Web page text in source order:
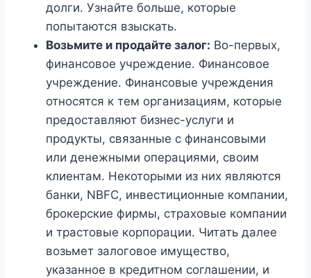
долги. Узнайте больше, которые
попытаются взыскать.
Возьмите и продайте залог: Во-первых,
финансовое учреждение. Финансовое
учреждение. Финансовые учреждения
относятся к тем организациям, которые
предоставляют бизнес-услуги и
продукты, связанные с финансовыми
или денежными операциями, своим
клиентам. Некоторыми из них являются
банки, NBFC, инвестиционные компании,
брокерские фирмы, страховые компании
и трастовые корпорации. Читать далее
возьмет залоговое имущество,
указанное в кредитном соглашении, и